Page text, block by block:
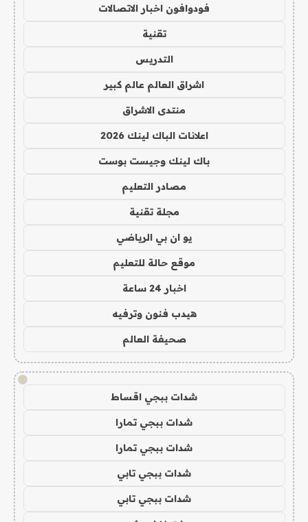
فودوافون اخبار الاتصالات
تقنية
التدريس
اشراق العالم عالم كبير
منتدى الاشراق
اعلانات الباك لينك 2026
باك لينك وجيست بوست
مصادر التعليم
مجلة تقنية
يو ان بي الرياضي
موقع حالة للتعليم
اخبار 24 ساعة
هيدب فنون وترفيه
صحيفة العالم
!
شدات ببجي اقساط
شدات ببجي تمارا
شدات ببجي تمارا
شدات ببجي تابي
شدات ببجي تابي